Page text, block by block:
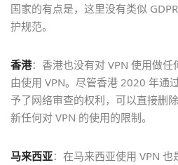
国家的有点是，这里没有类似
护规范。
香港：香港也没有对 VPN 使用做
由使用 VPN。尽管香港 2020 年通
予了网络审查的权利，可以直接删
新任何对 VPN 的使用的限制。
马来西亚：在马来西亚使用 VPN